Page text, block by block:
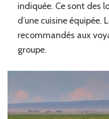
indiquée. Ce sont des
d’une cuisine équipée.
recommandés aux
groupe.